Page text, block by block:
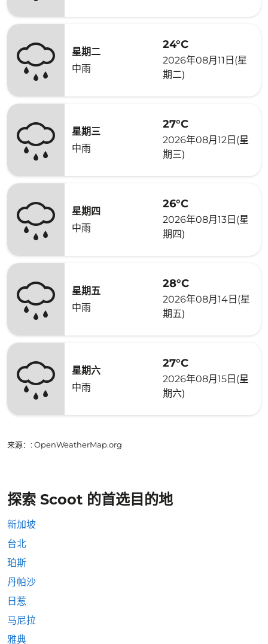
星期二
中雨
24°C
2026年08月11日(星
期二)
星期三
中雨
27°C
2026年08月12日(星
期三)
星期四
中雨
26°C
2026年08月13日(星
期四)
星期五
中雨
28°C
2026年08月14日(星
期五)
星期六
中雨
27°C
2026年08月15日(星
期六)
来源： : OpenWeatherMap.org
探索 Scoot 的首选目的地
新加坡
台北
珀斯
丹帕沙
日惹
马尼拉
雅典